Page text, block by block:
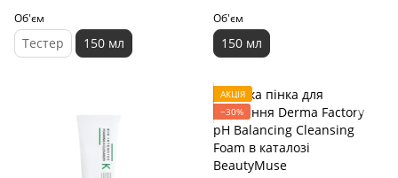
Об'єм
Тестер 150 мл
Об'єм
150 мл
АКЦІЯ
−30%